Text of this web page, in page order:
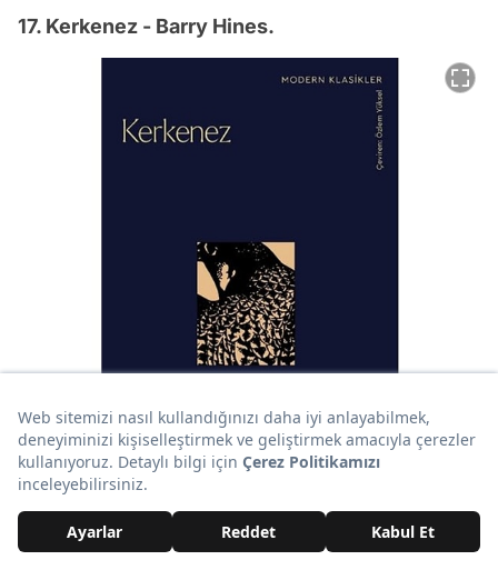
17. Kerkenez - Barry Hines.
Barry Hines'in 'Kerkenez' adlı kitabı, yoksul bir